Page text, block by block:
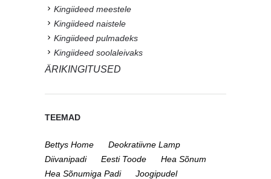
Kingiideed meestele
Kingiideed naistele
Kingiideed pulmadeks
Kingiideed soolaleivaks
ÄRIKINGITUSED
TEEMAD
Bettys Home
Deokratiivne Lamp
Diivanipadi
Eesti Toode
Hea Sõnum
Hea Sõnumiga Padi
Joogipudel